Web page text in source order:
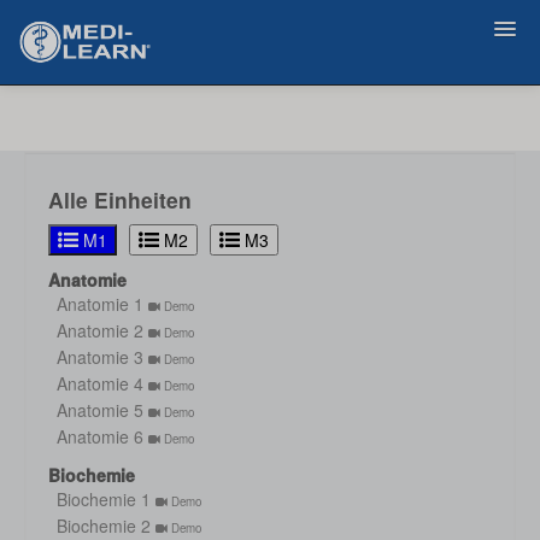
Alle Einheiten
M1 M2
M3
Anatomie
Anatomie 1
Demo
Anatomie 2 Demo
Anatomie 3 Demo
Anatomie 4 Demo
Anatomie 5 Demo
Anatomie 6 Demo
Biochemie
Biochemie 1
Demo
Biochemie 2 Demo